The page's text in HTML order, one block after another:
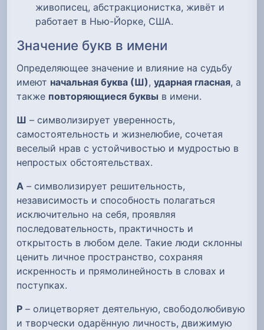
живописец, абстракционистка, живёт и
работает в Нью-Йорке, США.
Значение букв в имени
Определяющее значение и влияние на судьбу
имеют начальная буква (Ш), ударная гласная, а
также повторяющиеся буквы в имени.
Ш – символизирует уверенность,
самостоятельность и жизнелюбие, сочетая
веселый нрав с устойчивостью и мудростью в
непростых обстоятельствах.
А – символизирует решительность,
независимость и способность полагаться
исключительно на себя, проявляя
последовательность, практичность и
открытость в любом деле. Такие люди склонны
ценить личное пространство, сохраняя
искренность и прямолинейность в словах и
поступках.
Р – олицетворяет деятельную, свободолюбивую
и творчески одарённую личность, движимую